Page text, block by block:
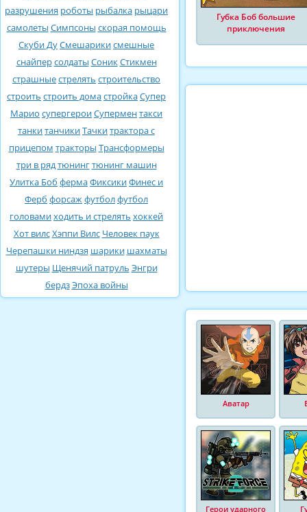
разрушения роботы рыбалка рыцари
самолеты Симпсоны скорая помощь
Скуби ДуСмешарикисмешные
снайперсолдаты СоникСтикмен
страшныестрелять строительство
строить строить домастройкаСупер
Марио супергероиСуперментакси
танкитанчикиТачкитрактора с
прицепом тракторы Трансформеры
три в рядтюнингтюнинг машин
Улитка Боб фермаФиксикиФинес и
Ферб форсажфутболфутбол
головамиходить и стрелять хоккей
Хот вилсХэппи Вилс Человек паук
Черепашки ниндзя шарики шахматы
шутеры Щенячий патруль Энгри
бердзЭпоха войны
Губка Боб большие
приключения
Аватар
Герои ударного